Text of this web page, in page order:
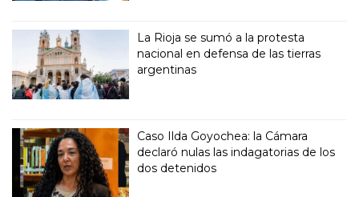
La Rioja se sumó a la protesta
nacional en defensa de las tierras
argentinas
Caso Ilda Goyochea: la Cámara
declaró nulas las indagatorias de los
dos detenidos